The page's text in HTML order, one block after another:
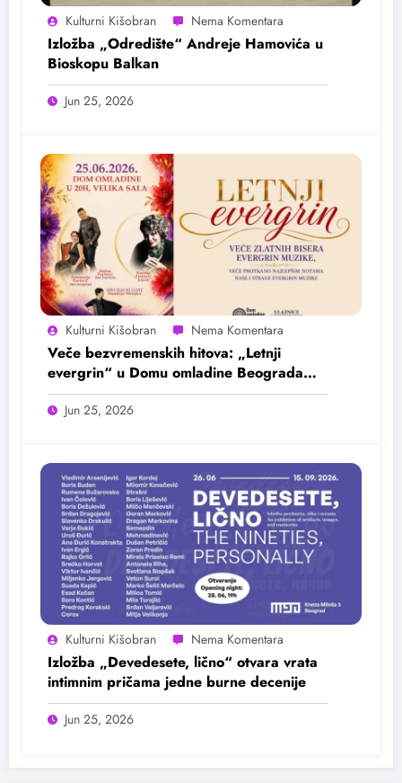
Kulturni Kišobran
Izložba „Odredište“ Andreje Hamovića u
Bioskopu Balkan
Jun 25, 2026
Kulturni Kišobran
Veče bezvremenskih hitova: „Letnji
evergrin“ u Domu omladine Beograda
25. juna
Jun 25, 2026
Kulturni Kišobran
Izložba „Devedesete, lično“ otvara vrata
intimnim pričama jedne burne decenije
Jun 25, 2026